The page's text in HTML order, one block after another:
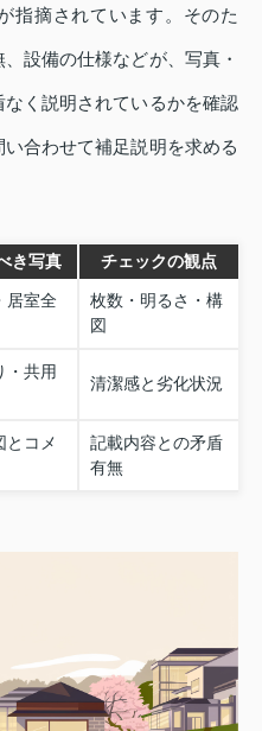
指摘されています。そのた
設備の仕様などが、写真・
く説明されているかを確認
合わせて補足説明を求める
き写真 チェックの観点
居室全
枚数・明るさ・構
図
・共用
清潔感と劣化状況
とコメ
記載内容との矛盾
有無